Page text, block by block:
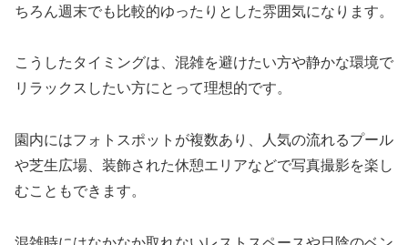
ちろん週末でも比較的ゆったりとした雰囲気になります。
こうしたタイミングは、混雑を避けたい方や静かな環境で
リラックスしたい方にとって理想的です。
園内にはフォトスポットが複数あり、人気の流れるプール
や芝生広場、装飾された休憩エリアなどで写真撮影を楽し
むこともできます。